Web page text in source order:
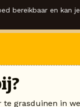
bereikbaar en kan
grasduinen in